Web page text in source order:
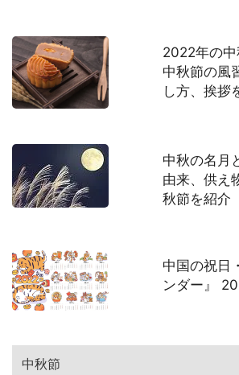
2022年の
中秋節の風
し方、挨拶
中秋の名月
由来、供え
秋節を紹介
中国の祝日
ンダー』
中秋節